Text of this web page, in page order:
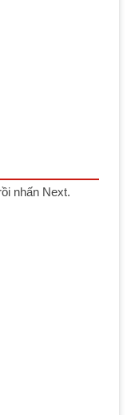
nhấn Next.